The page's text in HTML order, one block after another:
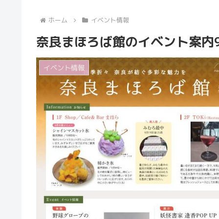
ホーム イベント情報
奈良まほろば館のイベント案
イベント情報